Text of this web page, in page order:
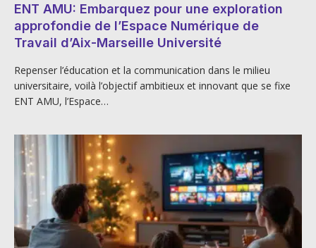
ENT AMU: Embarquez pour une exploration
approfondie de l’Espace Numérique de
Travail d’Aix-Marseille Université
Repenser l’éducation et la communication dans le milieu
universitaire, voilà l’objectif ambitieux et innovant que se fixe
ENT AMU, l’Espace…